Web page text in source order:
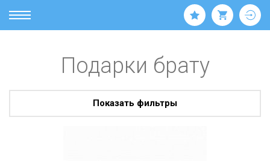
Подарки брату
Показать фильтры